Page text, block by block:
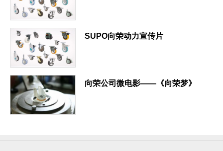
SUPO向荣动力宣传片
向荣公司微电影——《向荣梦》